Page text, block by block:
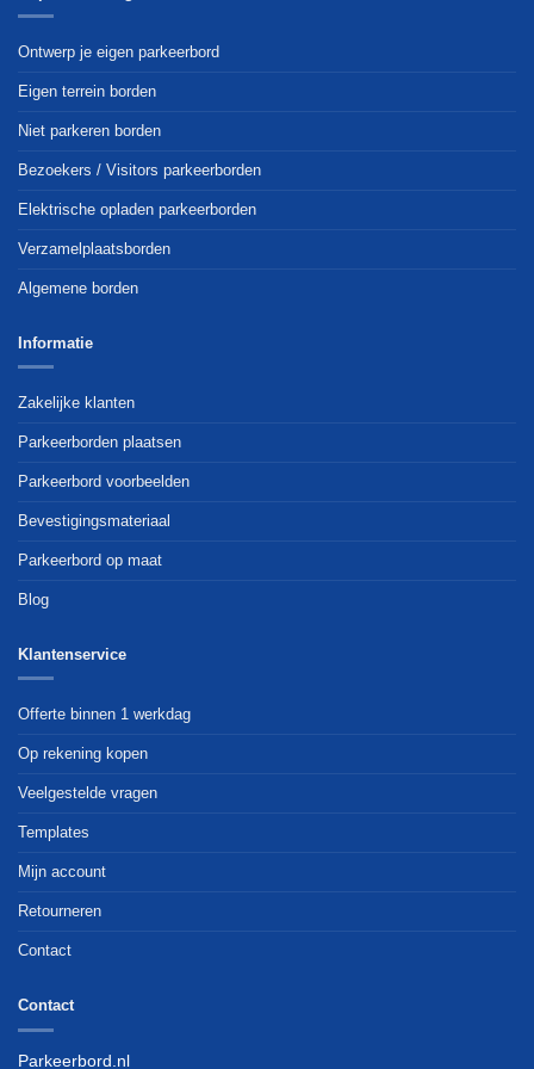
gekozen
worden
de
Ontwerp je eigen parkeerbord
Eigen terrein borden
Niet parkeren borden
Bezoekers / Visitors parkeerborden
Elektrische opladen parkeerborden
Verzamelplaatsborden
Algemene borden
Informatie
Zakelijke klanten
Parkeerborden plaatsen
Parkeerbord voorbeelden
Bevestigingsmateriaal
Parkeerbord op maat
Blog
Klantenservice
Offerte binnen 1 werkdag
Op rekening kopen
Veelgestelde vragen
Templates
Mijn account
Retourneren
Contact
Contact
Parkeerbord.nl